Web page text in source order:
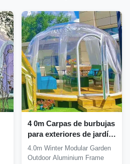
4 0m Carpas de burbujas
para exteriores de jardín
Equipo de prueba con
certificación ETL
4.0m Winter Modular Garden
Outdoor Aluminium Frame